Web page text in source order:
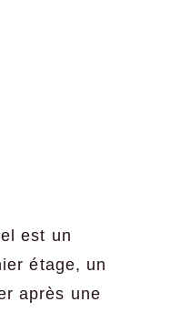
est un
étage, un
après une